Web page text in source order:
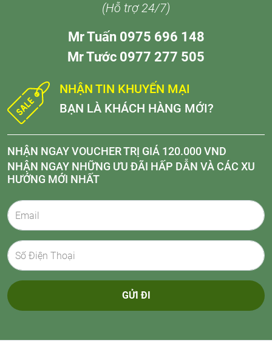
(Hỗ trợ 24/7)
Mr Tuấn 0975 696 148
Mr Tước 0977 277 505
NHẬN TIN KHUYẾN MẠI
BẠN LÀ KHÁCH HÀNG MỚI?
NHẬN NGAY VOUCHER TRỊ GIÁ 120.000 VND
NHẬN NGAY NHỮNG ƯU ĐÃI HẤP DẪN VÀ CÁC XU
HƯỚNG MỚI NHẤT
GỬI ĐI